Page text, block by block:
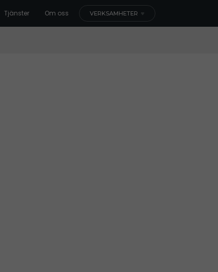
Tjänster Om oss VERKSAMHETER